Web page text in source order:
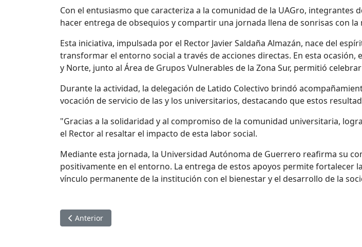
Con el entusiasmo que caracteriza a la comunidad de la UAGro, integrantes
hacer entrega de obsequios y compartir una jornada llena de sonrisas con la
Esta iniciativa, impulsada por el Rector Javier Saldaña Almazán, nace del
transformar el entorno social a través de acciones directas. En esta
y Norte, junto al Área de Grupos Vulnerables de la Zona Sur, permitió
Durante la actividad, la delegación de Latido Colectivo brindó
vocación de servicio de las y los universitarios, destacando que estos
"Gracias a la solidaridad y al compromiso de la comunidad universitaria,
el Rector al resaltar el impacto de esta labor social.
Mediante esta jornada, la Universidad Autónoma de Guerrero reafirma su
positivamente en el entorno. La entrega de estos apoyos permite fortalecer la
vínculo permanente de la institución con el bienestar y el desarrollo de la
Artículo anterior: EL RECTOR JAVIER SALDAÑA LLEVA ALEGRÍA A LA NIÑEZ DE LA
Anterior